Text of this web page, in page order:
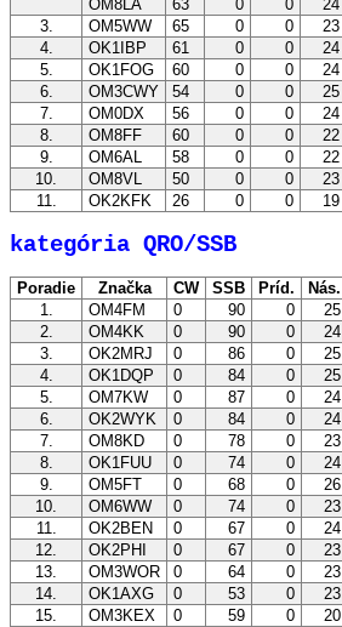
OM8LA
63 0 0 24
3.
OM5WW 65 0 0 23
4.
OK1IBP 61 0 0 24
5.
OK1FOG 60 0 0 24
6.
OM3CWY 54 0 0 25
7.
OM0DX 56 0 0 24
8.
OM8FF 60 0 0 22
9.
OM6AL 58 0 0 22
10.
OM8VL 50 0 0 23
11.
OK2KFK 26 0 0 19
kategória QRO/SSB
Poradie Značka CW SSB Príd. Nás.
1.
OM4FM 0 90 0 25
2.
OM4KK 0 90 0 24
3.
OK2MRJ 0 86 0 25
4.
OK1DQP 0 84 0 25
5.
OM7KW 0 87 0 24
6.
OK2WYK 0 84 0 24
7.
OM8KD 0 78 0 23
8.
OK1FUU 0 74 0 24
9.
OM5FT 0 68 0 26
10.
OM6WW 0 74 0 23
11.
OK2BEN 0 67 0 24
12.
OK2PHI 0 67 0 23
13.
OM3WOR 0 64 0 23
14.
OK1AXG 0 53 0 23
15.
OM3KEX 0 59 0 20